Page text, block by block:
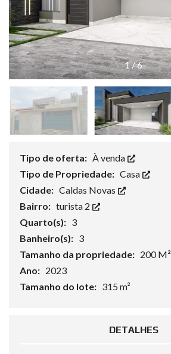
1/6
Tipo de oferta: À venda
Tipo de Propriedade: Casa
Cidade: Caldas Novas
Bairro: turista 2
Quarto(s): 3
Banheiro(s): 3
Tamanho da propriedade: 200 M²
Ano: 2023
Tamanho do lote: 315 m²
DETALHES